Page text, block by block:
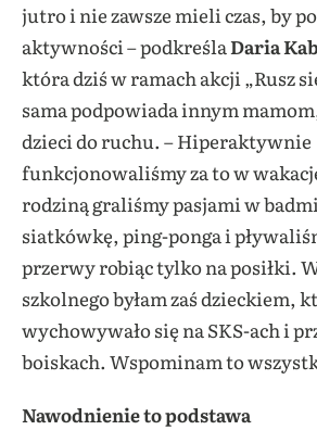
jutro i nie zawsze mieli czas, by
aktywności – podkreślaDaria
która dziś w ramach akcji „Rusz
sama podpowiada innym
dzieci do ruchu. – Hiperaktywnie
funkcjonowaliśmy za to w
rodziną graliśmy pasjami w
siatkówkę, ping-ponga i
przerwy robiąc tylko na posiłki.
szkolnego byłam zaś dzieckiem,
wychowywało się na SKS-ach i
boiskach. Wspominam to
Nawodnienie to podstawa